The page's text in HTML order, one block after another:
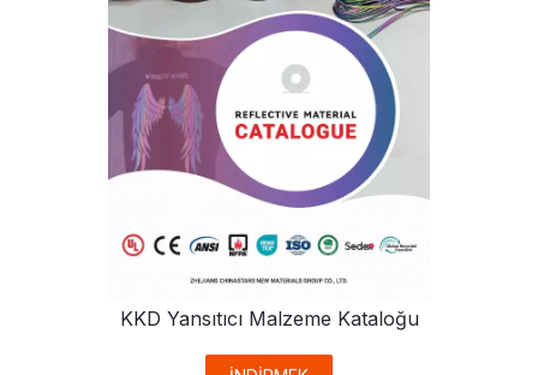
KKD Yansıtıcı Malzeme Kataloğu